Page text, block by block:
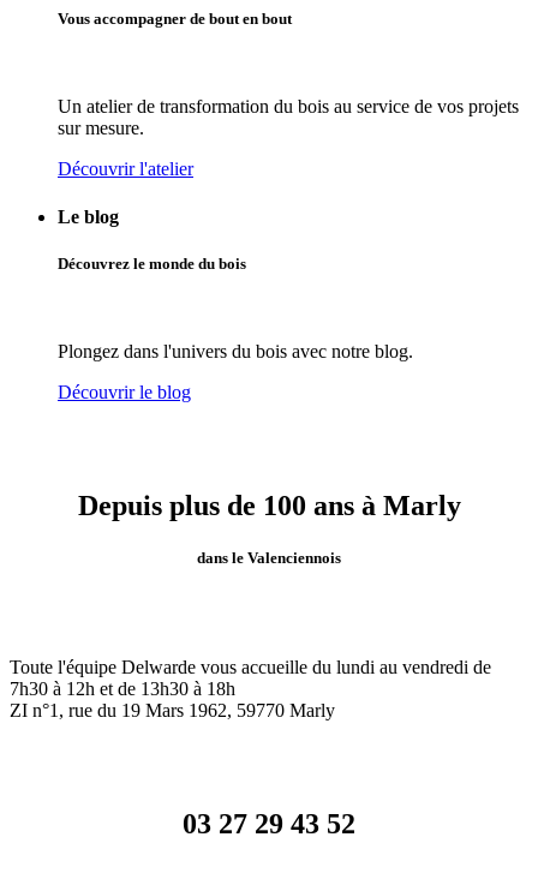
Vous accompagner de bout en bout
Un atelier de transformation du bois au service de vos projets
sur mesure.
Découvrir l'atelier
Le blog
Découvrez le monde du bois
Plongez dans l'univers du bois avec notre blog.
Découvrir le blog
Depuis plus de 100 ans à Marly
dans le Valenciennois
Toute l'équipe Delwarde vous accueille du lundi au vendredi de
7h30 à 12h et de 13h30 à 18h
ZI n°1, rue du 19 Mars 1962, 59770 Marly
03 27 29 43 52